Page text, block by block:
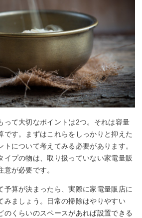
って大切なポイントは2つ。それは容量
です。まずはこれらをしっかりと抑えた
トについて考えてみる必要があります。
イプの物は、取り扱っていない家電量販
が必要です。
予算が決まったら、実際に家電量販店に
みましょう。日常の掃除はやりやすい
のくらいのスペースがあれば設置できる